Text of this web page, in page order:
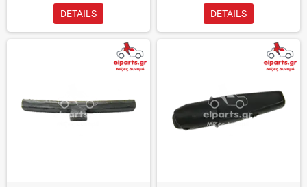
DETAILS DETAILS